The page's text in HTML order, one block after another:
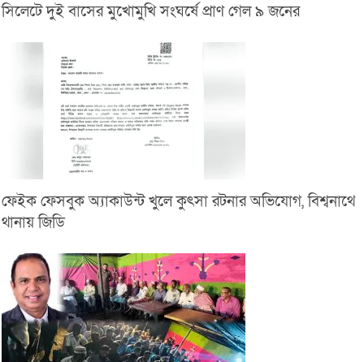
সিলেটে দুই বাসের মুখোমুখি সংঘর্ষে প্রাণ গেল ৯ জনের
ফেইক ফেসবুক অ্যাকাউন্ট খুলে কুৎসা রটনার অভিযোগ, বিশ্বনাথে
থানায় জিডি